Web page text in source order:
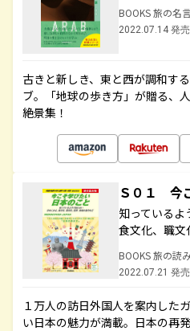
BOOKS 旅の名
2022.07.14 発売
古きと新しき、東と西が調和す
ブ。「地球の歩き方」が贈る、
絶景集！
Ｓ０１ 今
知っている
食文化、職
BOOKS 旅の読
2022.07.21 発売
１万人の訪日外国人を案内した
い日本の魅力が満載。日本の再